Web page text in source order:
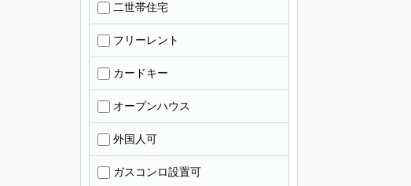
二世帯住宅
フリーレント
カードキー
オープンハウス
外国人可
ガスコンロ設置可